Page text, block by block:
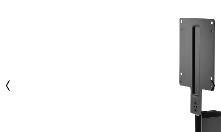
المواصفات الفنية